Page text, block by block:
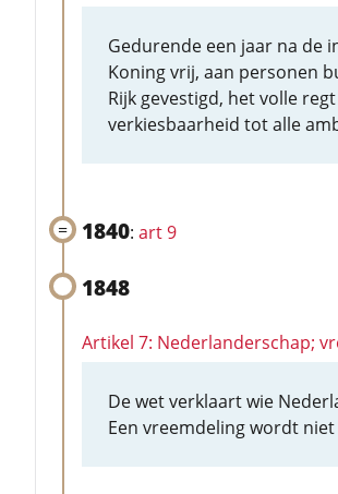
Gedurende een jaar na de
Koning vrij, aan personen
Rijk gevestigd, het volle
verkiesbaarheid tot alle
1840: art 9
1848
Artikel 7: Nederlanderschap;
De wet verklaart wie
Een vreemdeling wordt